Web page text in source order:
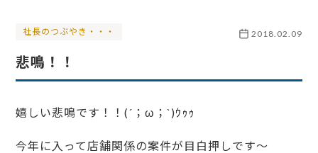
社長のつぶやき・・・ 2018.02.09
悲鳴！！
嬉しい悲鳴です！！(´；ω；`)ｳｩｩ
今年に入って店舗関係の案件が目白押しです～